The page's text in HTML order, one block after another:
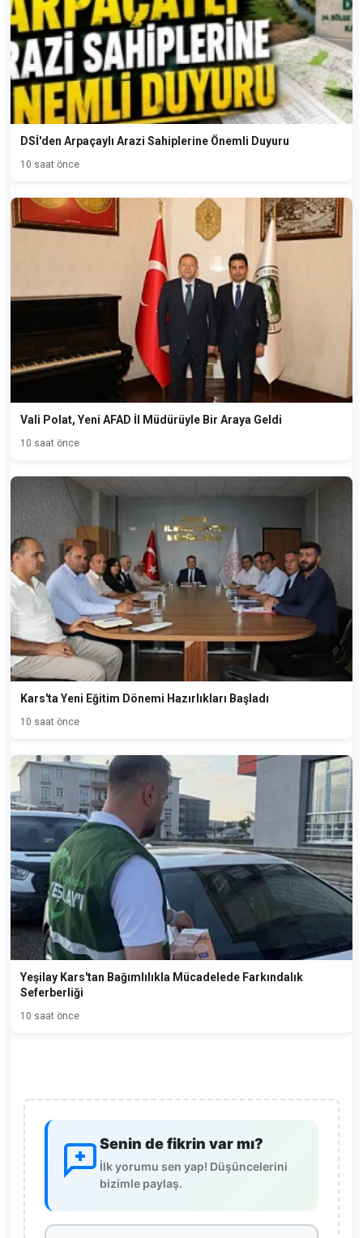
DSİ'den Arpaçaylı Arazi Sahiplerine Önemli Duyuru
10 saat önce
Vali Polat, Yeni AFAD İl Müdürüyle Bir Araya Geldi
10 saat önce
Kars'ta Yeni Eğitim Dönemi Hazırlıkları Başladı
10 saat önce
Yeşilay Kars'tan Bağımlılıkla Mücadelede Farkındalık
Seferberliği
10 saat önce
Senin de fikrin var mı?
İlk yorumu sen yap! Düşüncelerini
bizimle paylaş.